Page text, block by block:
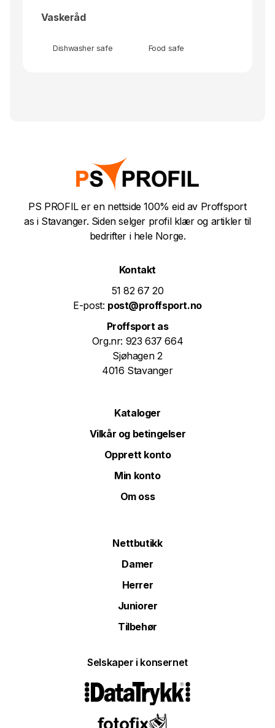
Vaskeråd
Dishwasher safe Food safe
PS PROFIL er en nettside 100% eid av Proffsport
as i Stavanger. Siden selger profil klær og artikler til
bedrifter i hele Norge.
Kontakt
51 82 67 20
E-post: post@proffsport.no
Proffsport as
Org.nr: 923 637 664
Sjøhagen 2
4016 Stavanger
Kataloger
Vilkår og betingelser
Opprett konto
Min konto
Om oss
Nettbutikk
Damer
Herrer
Juniorer
Tilbehør
Selskaper i konsernet